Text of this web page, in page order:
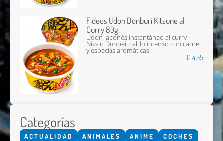
Fideos Udon Donburi Kitsune al
Curry 89g.
Udon japonés instantáneo al curry
Nissin Donbei, caldo intenso con carne
y especias aromáticas.
€ 4,55
Categorías
ACTUALIDAD ANIMALES ANIME
COCHES